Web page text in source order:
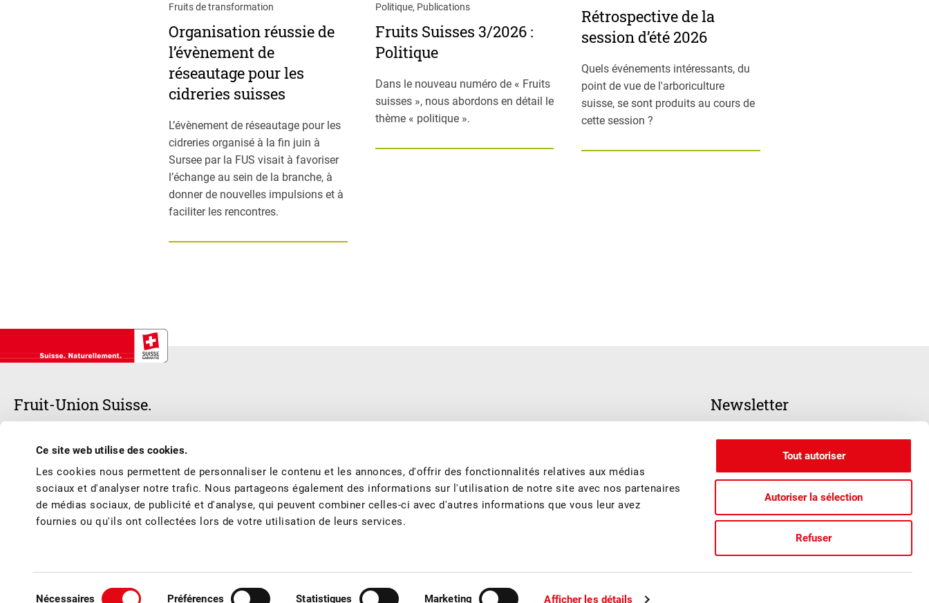
Ce site web utilise des cookies.
Les cookies nous permettent de personnaliser le contenu et les annonces, d'offrir des fonctionnalités relatives aux médias
sociaux et d'analyser notre trafic. Nous partageons également des informations sur l'utilisation de notre site avec nos partenaires
de médias sociaux, de publicité et d'analyse, qui peuvent combiner celles-ci avec d'autres informations que vous leur avez
fournies ou qu'ils ont collectées lors de votre utilisation de leurs services.
Nécessaires Préférences Statistiques Marketing Afficher les détails
Tout autoriser
Autoriser la sélection
Refuser
Fruits de transformation
Organisation réussie de
l’évènement de
réseautage pour les
cidreries suisses
L’évènement de réseautage pour les
cidreries organisé à la fin juin à
Sursee par la FUS visait à favoriser
l’échange au sein de la branche, à
donner de nouvelles impulsions et à
faciliter les rencontres.
Politique, Publications
Fruits Suisses 3/2026 :
Politique
Dans le nouveau numéro de « Fruits
suisses », nous abordons en détail le
thème « politique ».
Rétrospective de la
session d’été 2026
Quels événements intéressants, du
point de vue de l'arboriculture
suisse, se sont produits au cours de
cette session ?
Fruit-Union Suisse.
de l’année.
Newsletter
© Fruit-Union Suisse
Conditions générales / Mentions légales
Politique de confidentialité Sponsoring